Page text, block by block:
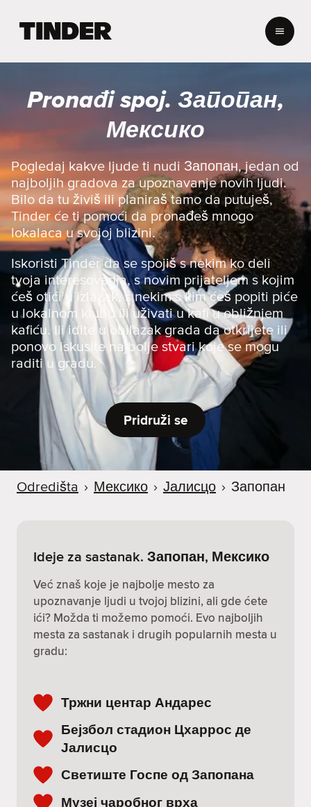
e
o
e
t
n
a
s
t
r
a
n
c
a
Pronađi spoj. Запопан,
Мексико
Pogledaj kakve ljude ti nudi Запопан, jedan od
najboljih gradova za upoznavanje novih ljudi.
Bilo da tu živiš ili planiraš tamo da putuješ,
Tinder će ti pomoći da pronađeš mnogo
lokalaca u svojoj blizini.
Iskoristi Tinder da se spojiš s nekim ko deli
tvoja interesovanja, s novim prijateljem s kojim
ćeš otići u izlazak, s nekim s kim ćeš popiti piće
u lokalnom klubu ili uživati u kafi u obližnjem
kafiću. Ili idite u obilazak grada da otkrijete ili
ponovo iskusite najbolje stvari koje se mogu
raditi u gradu.
Pridruži se
Odredišta › Мексико › Јалисцо › Запопан
Ideje za sastanak. Запопан, Мексико
Već znaš koje je najbolje mesto za
upoznavanje ljudi u tvojoj blizini, ali gde ćete
ići? Možda ti možemo pomoći. Evo najboljih
mesta za sastanak i drugih popularnih mesta u
gradu:
Тржни центар Андарес
Бејзбол стадион Цхаррос де
Јалисцо
Светиште Госпе од Запопана
Музеј чаробног врха